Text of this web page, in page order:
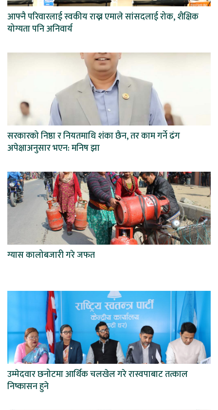
आफ्नै परिवारलाई स्वकीय राख्न एमाले सांसदलाई रोक, शैक्षिक
योग्यता पनि अनिवार्य
सरकारको निष्ठा र नियतमाथि शंका छैन, तर काम गर्ने ढंग
अपेक्षाअनुसार भएन: मनिष झा
ग्यास कालोबजारी गरे जफत
उम्मेदवार छनोटमा आर्थिक चलखेल गरे रास्वपाबाट तत्काल
निष्कासन हुने